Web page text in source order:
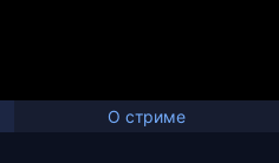
О стриме